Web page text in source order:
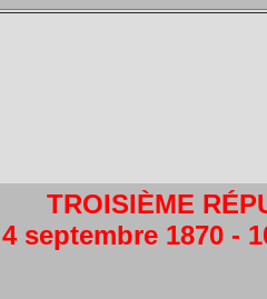
TROISIÈME
4 septembre 1870 -